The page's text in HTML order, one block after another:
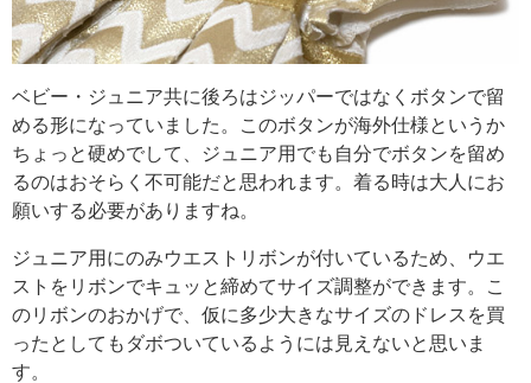
ベビー・ジュニア共に後ろはジッパーではなくボタンで留
める形になっていました。このボタンが海外仕様というか
ちょっと硬めでして、ジュニア用でも自分でボタンを留め
るのはおそらく不可能だと思われます。着る時は大人にお
願いする必要がありますね。
ジュニア用にのみウエストリボンが付いているため、ウエ
ストをリボンでキュッと締めてサイズ調整ができます。こ
のリボンのおかげで、仮に多少大きなサイズのドレスを買
ったとしてもダボついているようには見えないと思いま
す。